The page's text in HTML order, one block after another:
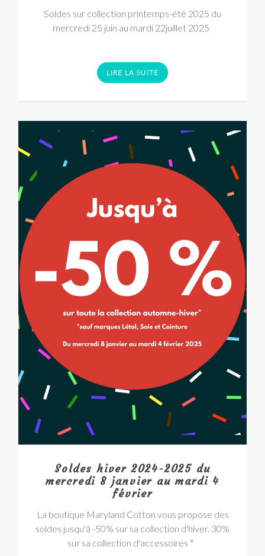
Soldes sur collection printemps-été 2025 du
mercredi 25 juin au mardi 22juillet 2025
LIRE LA SUITE
Soldes hiver 2024-2025 du
mercredi 8 janvier au mardi 4
février
La boutique Maryland Cotton vous propose des
soldes jusqu'à -50% sur sa collection d'hiver. 30%
sur sa collection d'accessoires *